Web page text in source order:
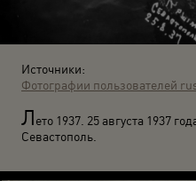
Источники:
Фотографии пользователей
Лето 1937. 25 августа 1937
Севастополь.